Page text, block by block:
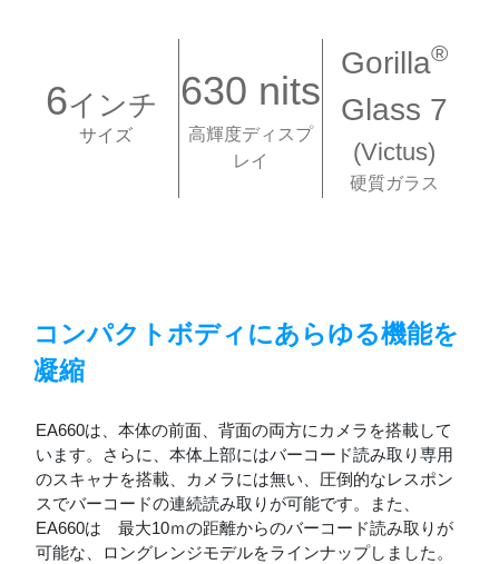
6インチ
サイズ
630 nits
高輝度ディスプ
レイ
Gorilla®
Glass 7
(Victus)
硬質ガラス
コンパクトボディにあらゆる機能を
凝縮
EA660は、本体の前面、背面の両方にカメラを搭載して
います。さらに、本体上部にはバーコード読み取り専用
のスキャナを搭載、カメラには無い、圧倒的なレスポン
スでバーコードの連続読み取りが可能です。また、
EA660は 最大10ｍの距離からのバーコード読み取りが
可能な、ロングレンジモデルをラインナップしました。